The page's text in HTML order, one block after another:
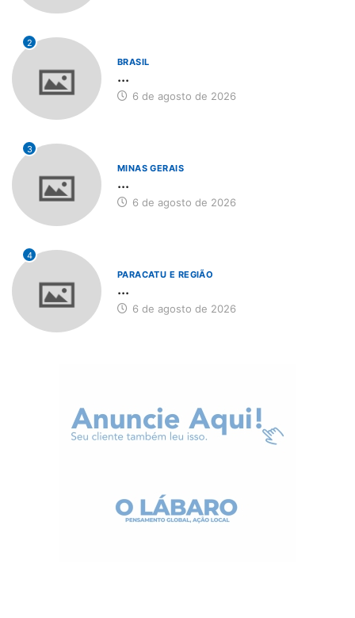
2
BRASIL
...
6 de agosto de 2026
3
MINAS GERAIS
...
6 de agosto de 2026
4
PARACATU E REGIÃO
...
6 de agosto de 2026